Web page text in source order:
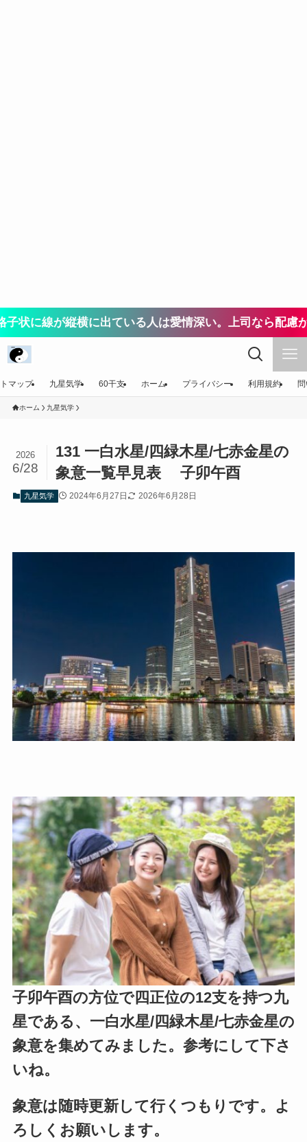
横に出ている人は愛情深い。上司なら配慮が上手い、
マップ 九星気学 60干支 ホーム プライバシー 利用規約
ホーム 九星気学
131 一白水星/四緑木星/七赤金星の
象意一覧早見表 子卯午酉
2026
6/28
九星気学 2024年6月27日 2026年6月28日
子卯午酉の方位で四正位の12支を持つ九
星である、一白水星/四緑木星/七赤金星の
象意を集めてみました。参考にして下さ
いね。
象意は随時更新して行くつもりです。よ
ろしくお願いします。